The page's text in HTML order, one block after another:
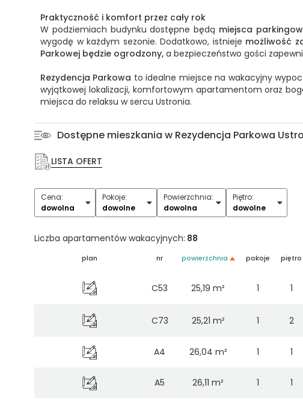
Praktyczność i komfort przez cały rok
W podziemiach budynku dostępne będą miejsca
wygodę w każdym sezonie. Dodatkowo, istnieje możliwość
Parkowej będzie ogrodzony, a bezpieczeństwo gości zapewni
Rezydencja Parkowa to idealne miejsce na wakacyjny
wyjątkowej lokalizacji, komfortowym apartamentom oraz
miejsca do relaksu w sercu Ustronia.
Dostępne mieszkania w Rezydencja Parkowa
LISTA OFERT
Cena:
dowolna
Pokoje:
dowolne
1 2 4 5+
Powierzchnia:
dowolna
Piętro:
dowolne
Liczba apartamentów wakacyjnych: 88
plan nr powierzchnia pokoje piętro
C53 25,19 m² 1 1
C73 25,21 m² 1 2
A4 26,04 m² 1 1
A5 26,11 m² 1 1